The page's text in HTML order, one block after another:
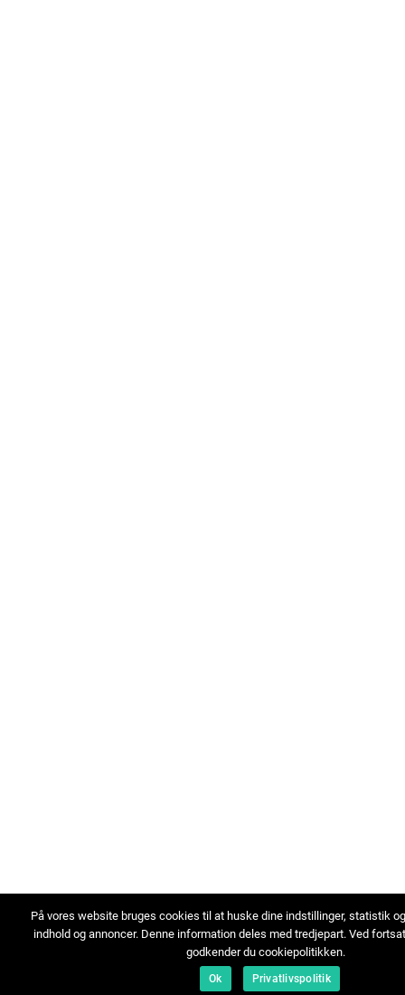
På vores website bruges cookies til at huske dine indstillinger, statistik
indhold og annoncer. Denne information deles med tredjepart. Ved
godkender du cookiepolitikken.
Ok Privatlivspolitik